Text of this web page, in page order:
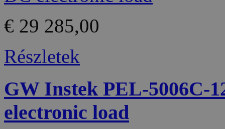
€ 29 285,00
Részletek
GW Instek PEL-5006C-
electronic load